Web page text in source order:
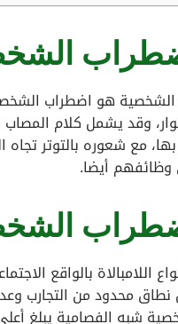
هو اضطراب
وقد يشمل كلام المصاب
بها، مع شعوره بالتوتر
أيضا.
اللامبالاة بالواقع
نطاق محدود من التجارب
شبه الفصامية يبلغ